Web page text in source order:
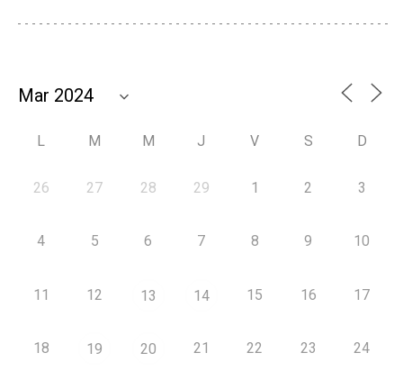
L M M J V S D
26 27 28 29 1 2 3
4 5 6 7 8 9 10
11 12 13 14 15 16 17
18 19 20 21 22 23 24